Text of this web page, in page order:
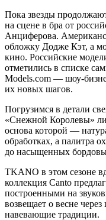
Пока звезды
на сцене в бра от
Анциферова.
обложку Додже Кэт, а
кино. Российские
отметились в списке
Models.com — шоу-
их новых шагов.
Погрузимся в детали
«Снежной Королевы»
основа которой —
обработках, а палитра
до насыщенных
TKANO в этом сезоне
коллекция Canto
построенными на
возвещает о весне
навевающие традиции.